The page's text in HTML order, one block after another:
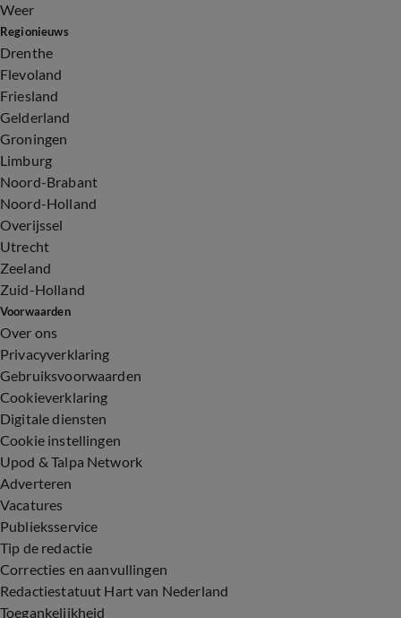
Weer
Regionieuws
Drenthe
Flevoland
Friesland
Gelderland
Groningen
Limburg
Noord-Brabant
Noord-Holland
Overijssel
Utrecht
Zeeland
Zuid-Holland
Voorwaarden
Over ons
Privacyverklaring
Gebruiksvoorwaarden
Cookieverklaring
Digitale diensten
Cookie instellingen
Upod & Talpa Network
Adverteren
Vacatures
Publieksservice
Tip de redactie
Correcties en aanvullingen
Redactiestatuut Hart van Nederland
Toegankelijkheid